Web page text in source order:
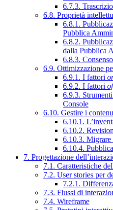
6.7.3.
6.8. Proprietà
6.8.1.
Pubblica
6.8.2.
dalla Pubblica
6.8.3.
6.9. Ottimizzazione
6.9.1. I fattori
6.9.2. I fattori
6.9.3.
Console
6.10. Gestire i
6.10.1.
6.10.2.
6.10.3. Migrare
6.10.4.
7. Progettazione
7.1. Caratteristiche
7.2. User stories per
7.2.1.
7.3. Flussi di
7.4. Wireframe